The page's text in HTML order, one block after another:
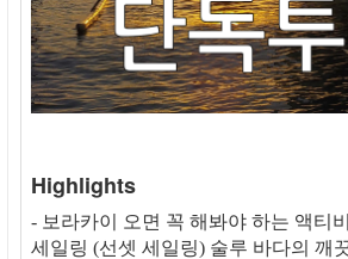
Highlights
- 보라카이 오면 꼭 해봐야 하는 액티
세일링 (선셋 세일링) 술루 바다의 깨